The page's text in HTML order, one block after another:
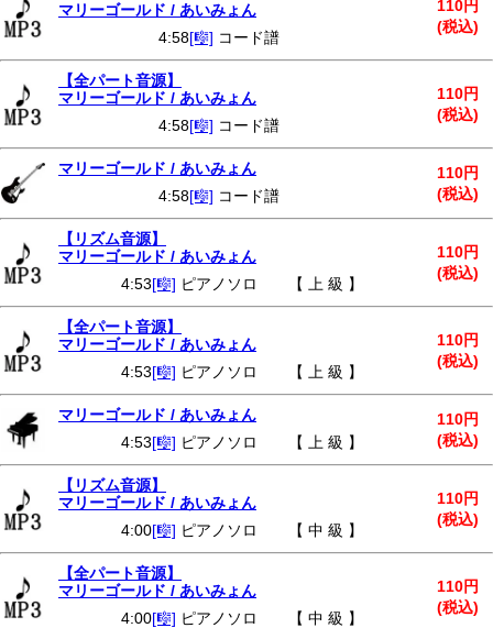
マリーゴールド / あいみょん
110円
(税込)
4:58[🎼] コード譜
【全パート音源】
マリーゴールド / あいみょん
110円
(税込)
4:58[🎼] コード譜
マリーゴールド / あいみょん
110円
(税込)
4:58[🎼] コード譜
【リズム音源】
マリーゴールド / あいみょん
110円
(税込)
4:53[🎼] ピアノソロ 【 上 級 】
【全パート音源】
マリーゴールド / あいみょん
110円
(税込)
4:53[🎼] ピアノソロ 【 上 級 】
マリーゴールド / あいみょん
110円
(税込)
4:53[🎼] ピアノソロ 【 上 級 】
【リズム音源】
マリーゴールド / あいみょん
110円
(税込)
4:00[🎼] ピアノソロ 【 中 級 】
【全パート音源】
マリーゴールド / あいみょん
110円
(税込)
4:00[🎼] ピアノソロ 【 中 級 】